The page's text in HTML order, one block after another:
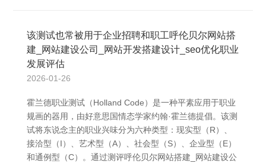
该测试也常被用于企业招聘和职工呼伦贝尔网站搭
建_网站建设公司_网站开发搭建设计_seo优化职业
发展评估
2026-01-26
霍兰德职业测试（Holland Code）是一种平素应用于职业
规画的器用，由好意思国情态学家约翰·霍兰德提倡。该测
试将东说念主的职业兴味分为六种类型：现实型（R）、
接洽型（I）、艺术型（A）、社会型（S）、企业型（E）
和通例型（C）。通过测评呼伦贝尔网站搭建_网站建设公